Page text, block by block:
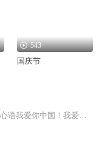
543
国庆节